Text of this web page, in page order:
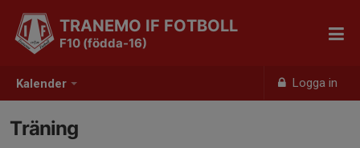
Kalender Logga in
TRANEMO IF FOTBOLL
F10 (födda-16)
Träning